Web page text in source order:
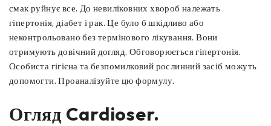
смак руйнує все. До невиліковних хвороб належать
гіпертонія, діабет і рак. Це було б шкідливо або
неконтрольовано без термінового лікування. Вони
отримують довічний догляд. Обговорюється гіпертонія.
Особиста гігієна та безпомилковий рослинний засіб можуть
допомогти. Проаналізуйте цю формулу.
Огляд Cardioser.